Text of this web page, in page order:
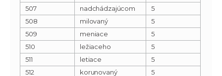
507
nadchádzajúcom
5
508
milovaný
5
509
meniace
5
510
ležiaceho
5
511
letiace
5
512
korunovaný
5